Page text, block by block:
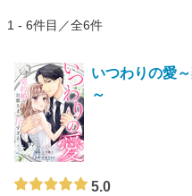
1 - 6件目／全6件
いつわりの愛
～
5.0